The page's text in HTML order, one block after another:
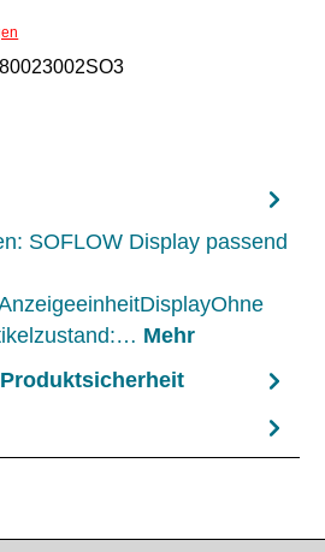
SOFLOW Display passend
Mehr